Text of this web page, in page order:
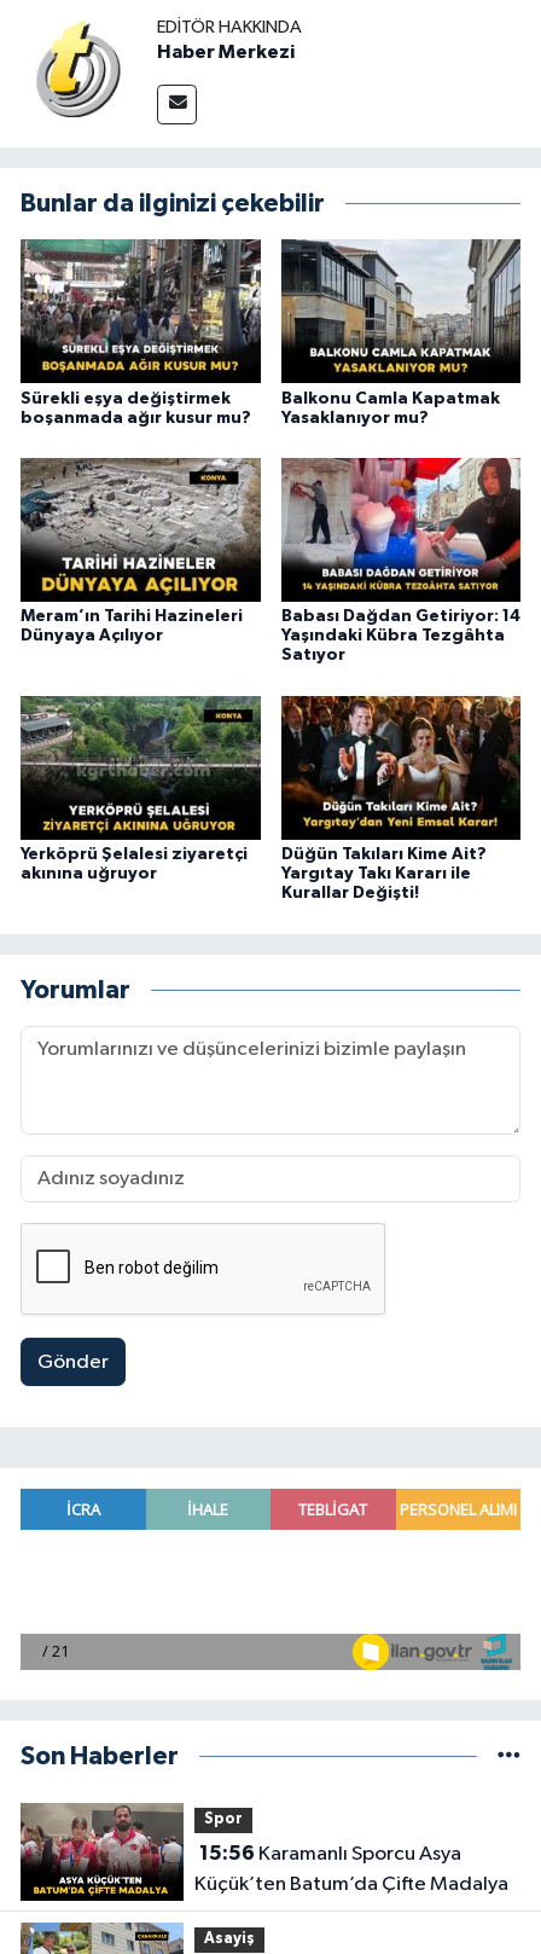
EDITÖR HAKKINDA
Haber Merkezi
Bunlar da ilginizi çekebilir
Sürekli eşya değiştirmek
boşanmada ağır kusur mu?
Balkonu Camla Kapatmak
Yasaklanıyor mu?
Meram’ın Tarihi Hazineleri
Dünyaya Açılıyor
Babası Dağdan Getiriyor: 14
Yaşındaki Kübra Tezgâhta
Satıyor
Yerköprü Şelalesi ziyaretçi
akınına uğruyor
Düğün Takıları Kime Ait?
Yargıtay Takı Kararı ile
Kurallar Değişti!
Yorumlar
Gönder
Son Haberler
Spor
15:56
Küçük’ten Batum’da Çifte Madalya
Asayiş